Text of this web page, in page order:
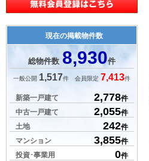
現在の掲載物件数
総物件数 8,930件
一般公開 1,517件 会員限定 7,413件
新築一戸建て 2,778件
中古一戸建て
2,055件
土地
242件
マンション
3,855件
投資･事業用
0件